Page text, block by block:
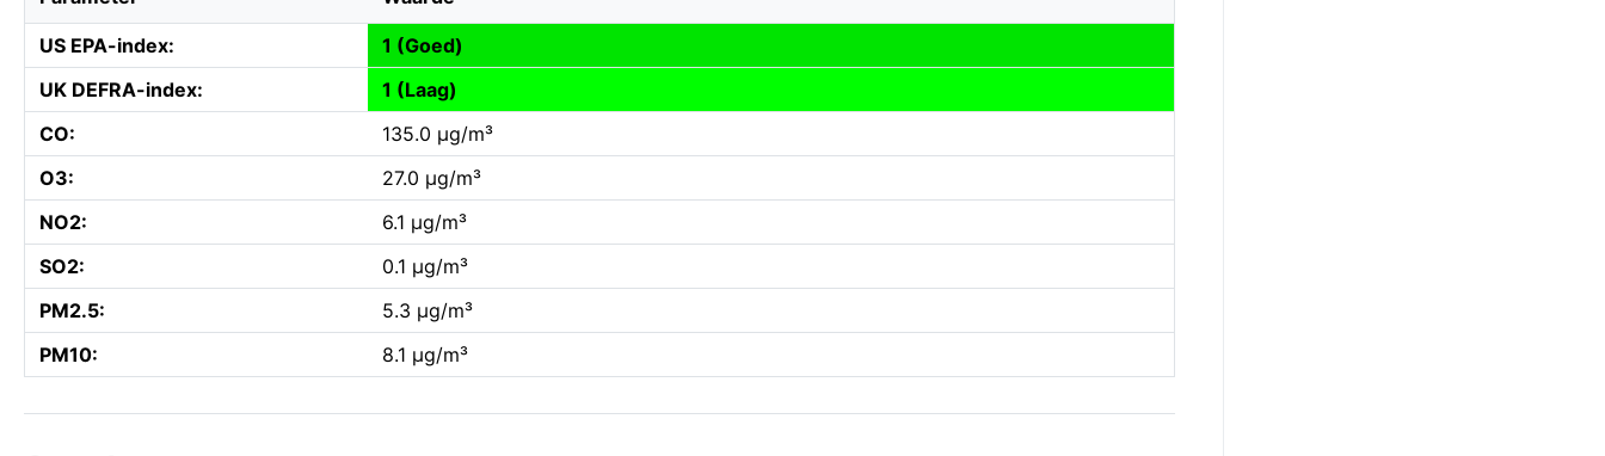
US EPA-index:
1 (Goed)
UK DEFRA-index:
1 (Laag)
CO:
135.0 µg/m³
O3:
27.0 µg/m³
NO2:
6.1 µg/m³
SO2:
0.1 µg/m³
PM2.5:
5.3 µg/m³
PM10:
8.1 µg/m³